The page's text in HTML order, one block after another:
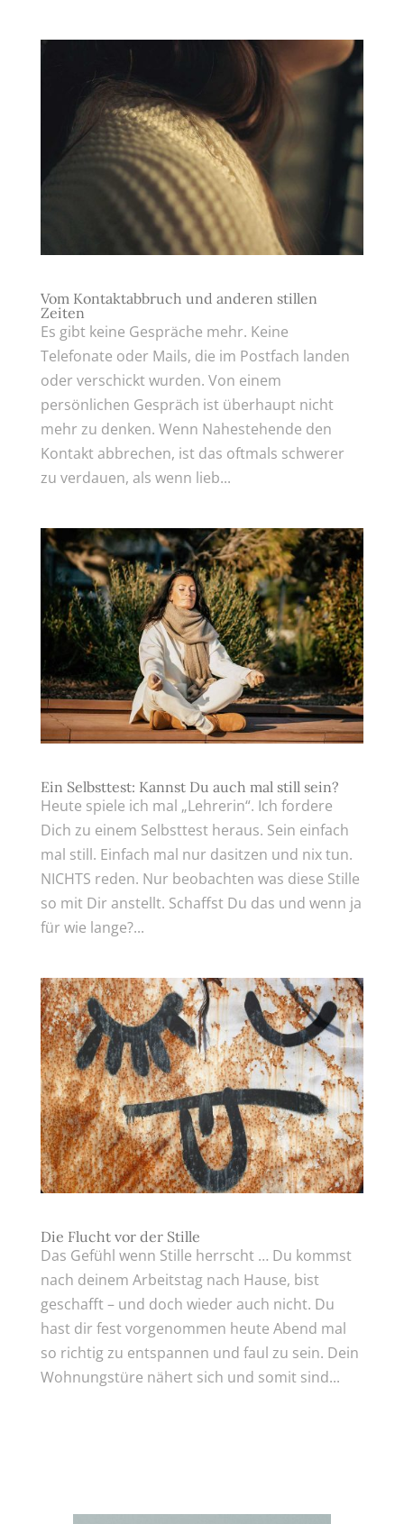
Vom Kontaktabbruch und anderen stillen
Zeiten
Es gibt keine Gespräche mehr. Keine
Telefonate oder Mails, die im Postfach landen
oder verschickt wurden. Von einem
persönlichen Gespräch ist überhaupt nicht
mehr zu denken. Wenn Nahestehende den
Kontakt abbrechen, ist das oftmals schwerer
zu verdauen, als wenn lieb...
Ein Selbsttest: Kannst Du auch mal still sein?
Heute spiele ich mal „Lehrerin“. Ich fordere
Dich zu einem Selbsttest heraus. Sein einfach
mal still. Einfach mal nur dasitzen und nix tun.
NICHTS reden. Nur beobachten was diese Stille
so mit Dir anstellt. Schaffst Du das und wenn ja
für wie lange?...
Die Flucht vor der Stille
Das Gefühl wenn Stille herrscht … Du kommst
nach deinem Arbeitstag nach Hause, bist
geschafft – und doch wieder auch nicht. Du
hast dir fest vorgenommen heute Abend mal
so richtig zu entspannen und faul zu sein. Dein
Wohnungstüre nähert sich und somit sind...